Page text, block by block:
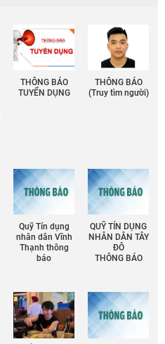
THÔNG BÁO
TUYỂN DỤNG
THÔNG BÁO
(Truy tìm người)
Quỹ Tín dụng
nhân dân Vĩnh
Thạnh thông
báo
QUỸ TÍN DỤNG
NHÂN DÂN TÂY
ĐÔ
THÔNG BÁO